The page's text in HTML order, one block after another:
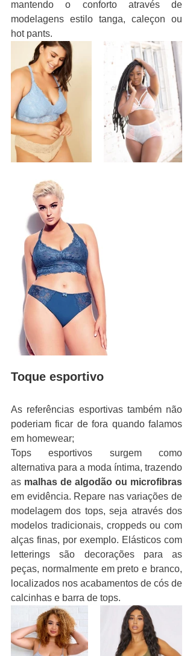
mantendo o conforto através de
modelagens estilo tanga, caleçon ou
hot pants.
Toque esportivo
As referências esportivas também não
poderiam ficar de fora quando falamos
em homewear;
Tops esportivos surgem como
alternativa para a moda íntima, trazendo
as malhas de algodão ou microfibras
em evidência. Repare nas variações de
modelagem dos tops, seja através dos
modelos tradicionais, croppeds ou com
alças finas, por exemplo. Elásticos com
letterings são decorações para as
peças, normalmente em preto e branco,
localizados nos acabamentos de cós de
calcinhas e barra de tops.